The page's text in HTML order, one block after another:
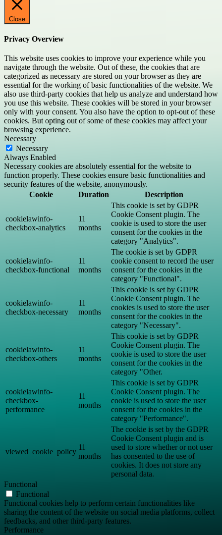
Close
Privacy Overview
This website uses cookies to improve your experience while you
navigate through the website. Out of these, the cookies that are
categorized as necessary are stored on your browser as they are
essential for the working of basic functionalities of the website. We
also use third-party cookies that help us analyze and understand how
you use this website. These cookies will be stored in your browser
only with your consent. You also have the option to opt-out of these
cookies. But opting out of some of these cookies may affect your
browsing experience.
Necessary
Necessary
Always Enabled
Necessary cookies are absolutely essential for the website to
function properly. These cookies ensure basic functionalities and
security features of the website, anonymously.
Cookie
Duration Description
cookielawinfo-
checkbox-analytics
11
months
This cookie is set by GDPR
Cookie Consent plugin. The
cookie is used to store the user
consent for the cookies in the
category "Analytics".
cookielawinfo-
checkbox-functional
11
months
The cookie is set by GDPR
cookie consent to record the user
consent for the cookies in the
category "Functional".
cookielawinfo-
checkbox-necessary
11
months
This cookie is set by GDPR
Cookie Consent plugin. The
cookies is used to store the user
consent for the cookies in the
category "Necessary".
cookielawinfo-
checkbox-others
11
months
This cookie is set by GDPR
Cookie Consent plugin. The
cookie is used to store the user
consent for the cookies in the
category "Other.
cookielawinfo-
checkbox-
performance
11
months
This cookie is set by GDPR
Cookie Consent plugin. The
cookie is used to store the user
consent for the cookies in the
category "Performance".
viewed_cookie_policy
11
months
The cookie is set by the GDPR
Cookie Consent plugin and is
used to store whether or not user
has consented to the use of
cookies. It does not store any
personal data.
Functional
Functional
Functional cookies help to perform certain functionalities like
sharing the content of the website on social media platforms, collect
feedbacks, and other third-party features.
Performance